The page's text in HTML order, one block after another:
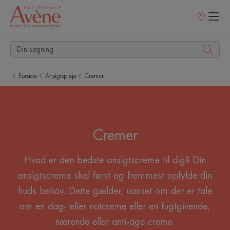
Salgssteder
Forside Ansigtspleje Cremer
Cremer
Hvad er den bedste ansigtscreme til dig? Din
ansigtscreme skal først og fremmest opfylde din
huds behov. Dette gælder, uanset om der er tale
om en dag- eller natcreme eller en fugtgivende,
nærende eller anti-age creme.